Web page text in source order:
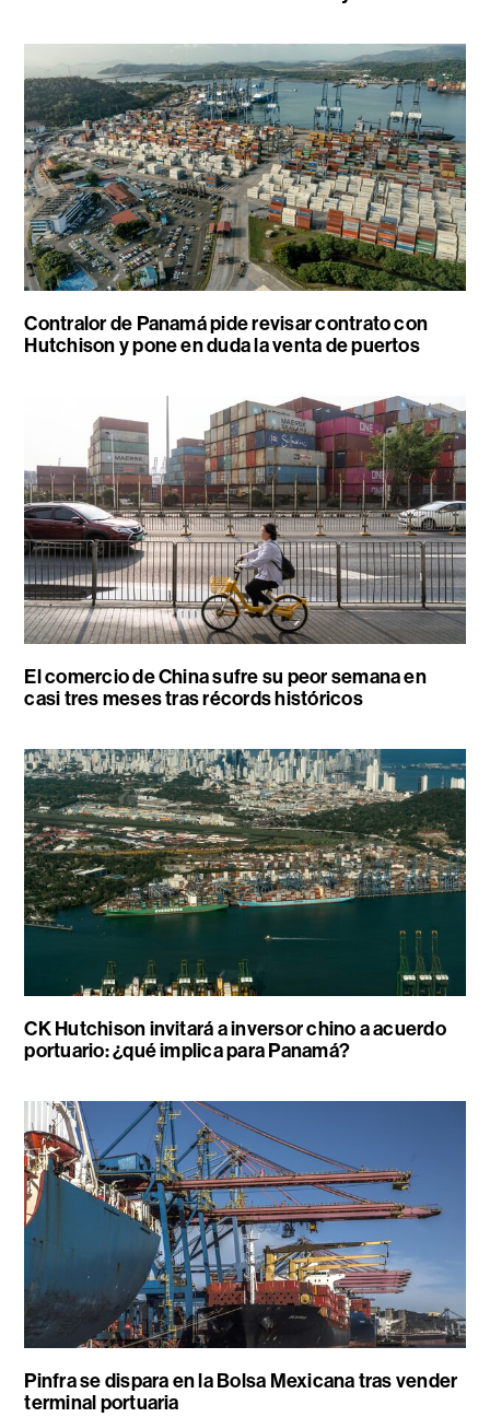
Contralor de Panamá pide revisar contrato con
Hutchison y pone en duda la venta de puertos
El comercio de China sufre su peor semana en
casi tres meses tras récords históricos
CK Hutchison invitará a inversor chino a acuerdo
portuario: ¿qué implica para Panamá?
Pinfra se dispara en la Bolsa Mexicana tras vender
terminal portuaria